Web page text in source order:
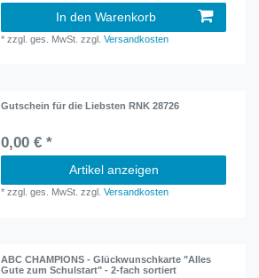
In den Warenkorb
*zzgl. ges. MwSt. zzgl.Versandkosten
Gutschein für die Liebsten RNK 28726
0,00 € *
Artikel anzeigen
*zzgl. ges. MwSt. zzgl.Versandkosten
ABC CHAMPIONS - Glückwunschkarte "Alles
Gute zum Schulstart" - 2-fach sortiert